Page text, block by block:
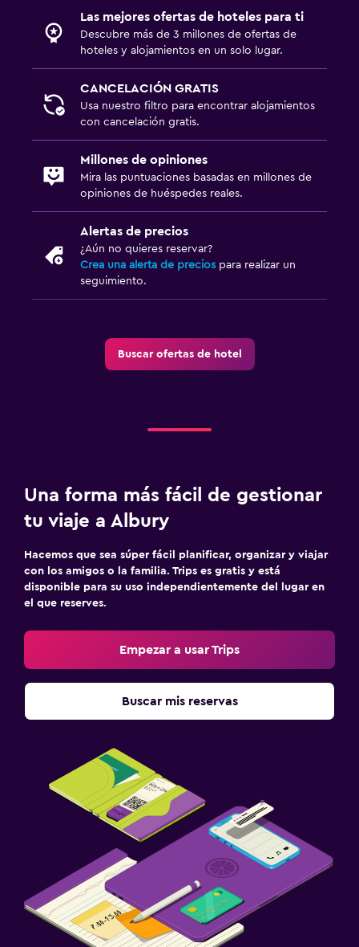
Las mejores ofertas de hoteles para ti
Descubre más de 3 millones de ofertas de
hoteles y alojamientos en un solo lugar.
CANCELACIÓN GRATIS
Usa nuestro filtro para encontrar alojamientos
con cancelación gratis.
Millones de opiniones
Mira las puntuaciones basadas en millones de
opiniones de huéspedes reales.
Alertas de precios
¿Aún no quieres reservar?
Crea una alerta de precios para realizar un
seguimiento.
Buscar ofertas de hotel
Una forma más fácil de gestionar
tu viaje a Albury
Hacemos que sea súper fácil planificar, organizar y viajar
con los amigos o la familia. Trips es gratis y está
disponible para su uso independientemente del lugar en
el que reserves.
Empezar a usar Trips
Buscar mis reservas